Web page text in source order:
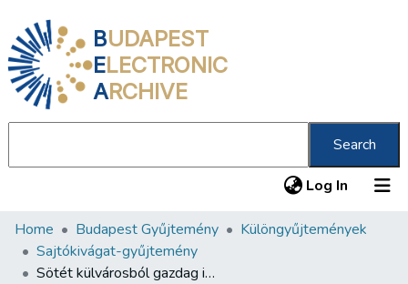
BUDAPEST
ELECTRONIC
ARCHIVE
Search
Log In (current)
Communities & Collections
All of DSpace
Home Budapest Gyűjtemény
Különgyűjtemények
Sajtókivágat-gyűjtemény
Sötét külvárosból gazdag iparnegyeddé nőt a Ferencváros